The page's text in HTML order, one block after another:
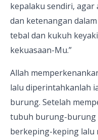
kepalaku sendiri,
dan ketenangan
tebal dan kukuh
kekuasaan-Mu.”
Allah
lalu diperintahkanlah
burung. Setelah
tubuh burung-burung
berkeping-keping lalu